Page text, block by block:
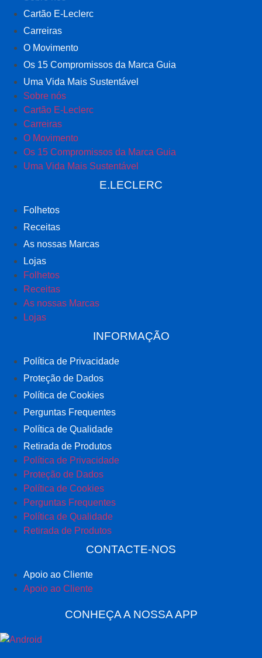
Cartão E-Leclerc
Carreiras
O Movimento
Os 15 Compromissos da Marca Guia
Uma Vida Mais Sustentável
Sobre nós
Cartão E-Leclerc
Carreiras
O Movimento
Os 15 Compromissos da Marca Guia
Uma Vida Mais Sustentável
E.LECLERC
Folhetos
Receitas
As nossas Marcas
Lojas
Folhetos
Receitas
As nossas Marcas
Lojas
INFORMAÇÃO
Política de Privacidade
Proteção de Dados
Política de Cookies
Perguntas Frequentes
Política de Qualidade
Retirada de Produtos
Política de Privacidade
Proteção de Dados
Política de Cookies
Perguntas Frequentes
Política de Qualidade
Retirada de Produtos
CONTACTE-NOS
Apoio ao Cliente
Apoio ao Cliente
CONHEÇA A NOSSA APP